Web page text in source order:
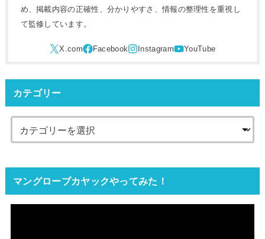
め、掲載内容の正確性、分かりやすさ、情報の整理性を重視し
て監修しています。
カテゴリー
マングローブカヤックやってみた！